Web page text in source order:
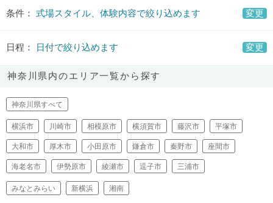
条件： 式場スタイル、体験内容で絞り込めます 変更
日程： 日付で絞り込めます 変更
神奈川県内のエリア一覧から探す
神奈川県すべて
横浜市 川崎市 相模原市 横須賀市 藤沢市 平塚市
大和市 厚木市 小田原市 鎌倉市 秦野市 座間市
海老名市 伊勢原市 綾瀬市 逗子市 三浦市
みなとみらい 新横浜 湘南